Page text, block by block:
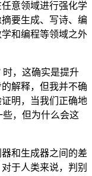
意领域进行强化学
要生成、写诗、编
和编程等领域之外
，这确实是提升
解释，但我并不确
明，当我们正确地
，但为什么会这
和生成器之间的差
于人类来说，判别